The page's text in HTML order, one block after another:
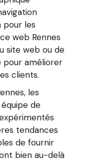
pour les
web Rennes
site web ou de
pour améliorer
clients.
les
de
tendances
de fournir
bien au-delà